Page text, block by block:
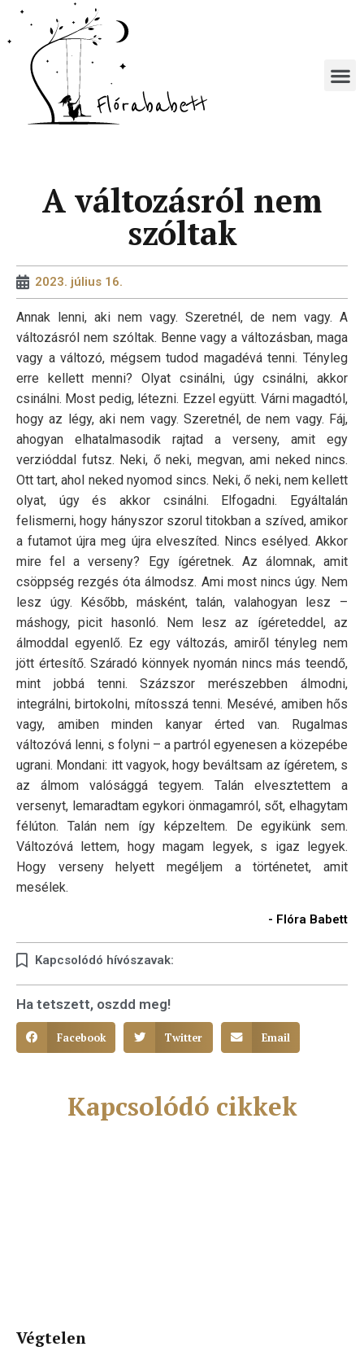
A változásról nem
szóltak
2023. július 16.
Annak lenni, aki nem vagy. Szeretnél, de nem vagy. A
változásról nem szóltak. Benne vagy a változásban, maga
vagy a változó, mégsem tudod magadévá tenni. Tényleg
erre kellett menni? Olyat csinálni, úgy csinálni, akkor
csinálni. Most pedig, létezni. Ezzel együtt. Várni magadtól,
hogy az légy, aki nem vagy. Szeretnél, de nem vagy. Fáj,
ahogyan elhatalmasodik rajtad a verseny, amit egy
verzióddal futsz. Neki, ő neki, megvan, ami neked nincs.
Ott tart, ahol neked nyomod sincs. Neki, ő neki, nem kellett
olyat, úgy és akkor csinálni. Elfogadni. Egyáltalán
felismerni, hogy hányszor szorul titokban a szíved, amikor
a futamot újra meg újra elveszíted. Nincs esélyed. Akkor
mire fel a verseny? Egy ígéretnek. Az álomnak, amit
csöppség rezgés óta álmodsz. Ami most nincs úgy. Nem
lesz úgy. Később, másként, talán, valahogyan lesz –
máshogy, picit hasonló. Nem lesz az ígéreteddel, az
álmoddal egyenlő. Ez egy változás, amiről tényleg nem
jött értesítő. Száradó könnyek nyomán nincs más teendő,
mint jobbá tenni. Százszor merészebben álmodni,
integrálni, birtokolni, mítosszá tenni. Mesévé, amiben hős
vagy, amiben minden kanyar érted van. Rugalmas
változóvá lenni, s folyni – a partról egyenesen a közepébe
ugrani. Mondani: itt vagyok, hogy beváltsam az ígéretem, s
az álmom valósággá tegyem. Talán elvesztettem a
versenyt, lemaradtam egykori önmagamról, sőt, elhagytam
félúton. Talán nem így képzeltem. De egyikünk sem.
Változóvá lettem, hogy magam legyek, s igaz legyek.
Hogy verseny helyett megéljem a történetet, amit
mesélek.
- Flóra Babett
Kapcsolódó hívószavak:
Ha tetszett, oszdd meg!
Facebook Twitter Email
Kapcsolódó cikkek
Végtelen